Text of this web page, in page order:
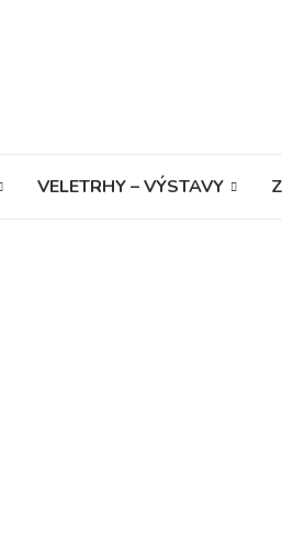
VELETRHY – VÝSTAVY